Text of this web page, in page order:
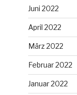
Juni 2022
April 2022
März 2022
Februar 2022
Januar 2022